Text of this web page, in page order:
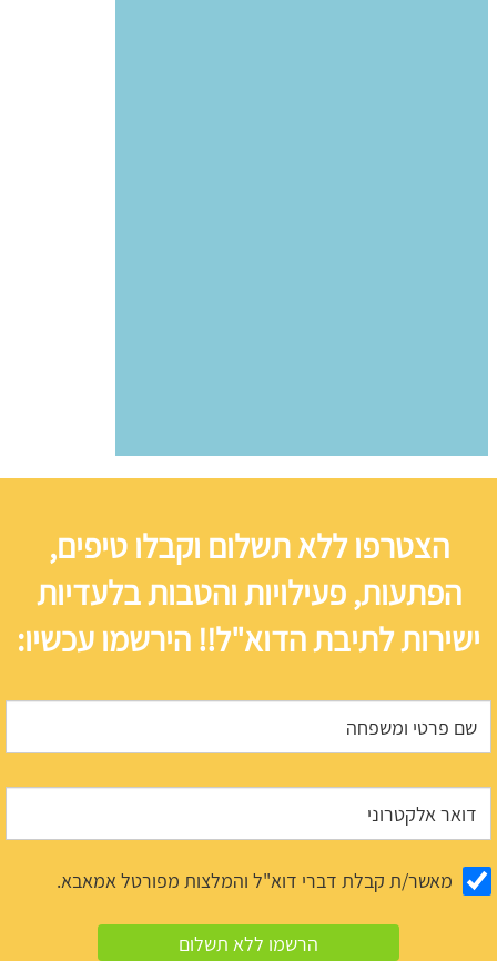
הצטרפו ללא תשלום וקבלו טיפים,
הפתעות, פעילויות והטבות בלעדיות
ישירות לתיבת הדוא"ל!! הירשמו עכשיו:
מאשר/ת קבלת דברי דוא"ל והמלצות מפורטל אמאבא.